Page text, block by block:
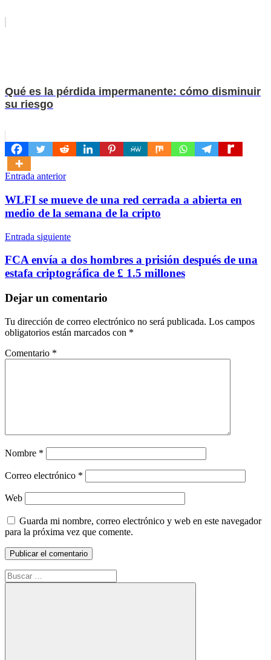
Qué es la pérdida impermanente: cómo disminuir
su riesgo
Navegación
de
entradas
Entrada anterior
WLFI se mueve de una red cerrada a abierta en
medio de la semana de la cripto
Entrada siguiente
FCA envía a dos hombres a prisión después de una
estafa criptográfica de £ 1.5 millones
Dejar un comentario
Tu dirección de correo electrónico no será publicada. Los campos
obligatorios están marcados con *
Comentario *
Nombre *
Correo electrónico *
Web
Guarda mi nombre, correo electrónico y web en este navegador
para la próxima vez que comente.
Buscar: